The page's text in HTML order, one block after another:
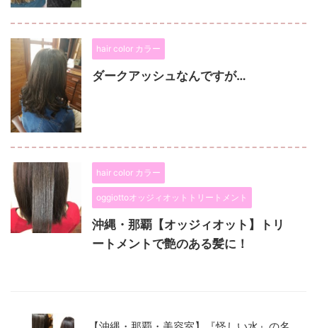
hair color カラー
ダークアッシュなんですが…
hair color カラー
oggiottoオッジィオットトリートメント
沖縄・那覇【オッジィオット】トリ
ートメントで艶のある髪に！